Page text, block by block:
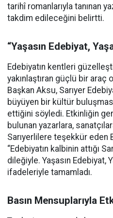
tarihî romanlarıyla tanınan
takdim edileceğini belirtti.
“Yaşasın Edebiyat,
Edebiyatın kentleri
yakınlaştıran güçlü bir araç
Başkan Aksu, Sarıyer
büyüyen bir kültür
ettiğini söyledi. Etkinliğin
bulunan yazarlara,
Sarıyerlilere teşekkür eden
“Edebiyatın kalbinin attığı
dileğiyle. Yaşasın Edebiyat,
ifadeleriyle tamamladı.
Basın Mensuplarıyla